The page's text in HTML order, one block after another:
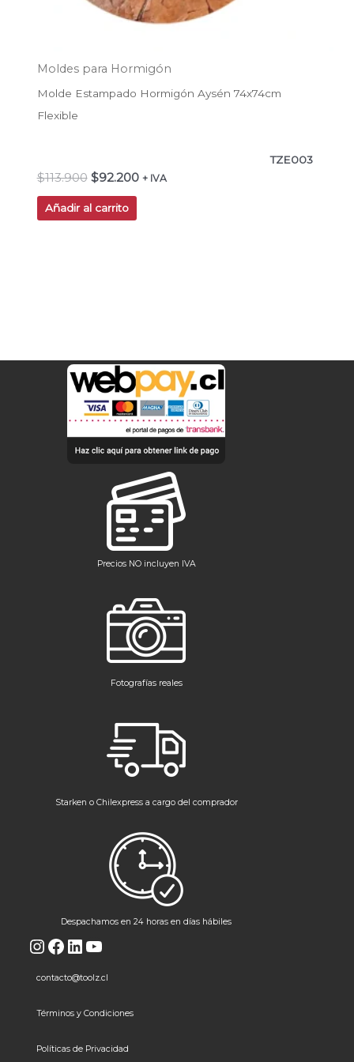
Moldes para Hormigón
Molde Estampado Hormigón Aysén 74x74cm
Flexible
TZE003
$113.900 $92.200 + IVA
Añadir al carrito
Precios NO incluyen IVA
Fotografías reales
Starken o Chilexpress a cargo del comprador
Despachamos en 24 horas en días hábiles
Instagram
Facebook
LinkedIn
YouTube
contacto@toolz.cl
Términos y Condiciones
Políticas de Privacidad